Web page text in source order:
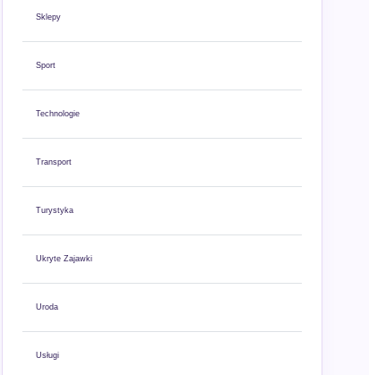
Sklepy
Sport
Technologie
Transport
Turystyka
Ukryte Zajawki
Uroda
Usługi